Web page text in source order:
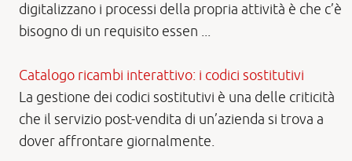
digitalizzano i processi della propria attività è che c’è
bisogno di un requisito essen ...
Catalogo ricambi interattivo: i codici sostitutivi
La gestione dei codici sostitutivi è una delle criticità
che il servizio post-vendita di un’azienda si trova a
dover affrontare giornalmente.